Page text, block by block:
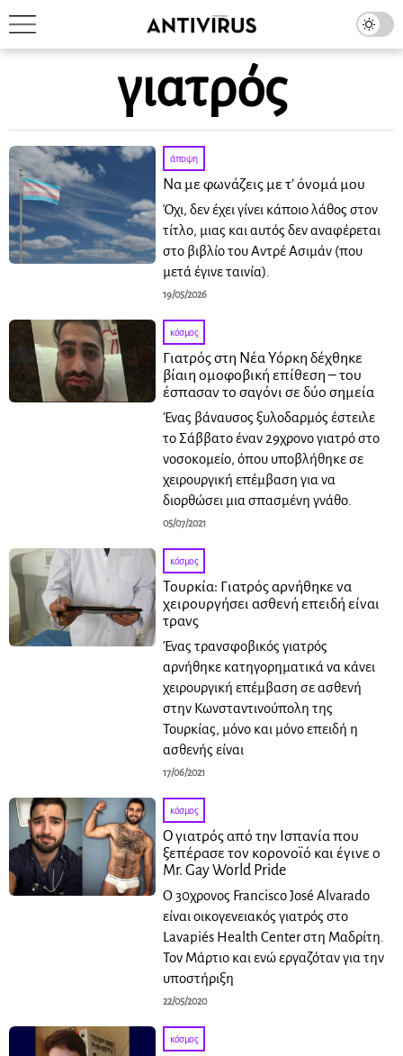
γιατρός
άποψη
Να με φωνάζεις με τ’ όνομά μου
Όχι, δεν έχει γίνει κάποιο λάθος στον
τίτλο, μιας και αυτός δεν αναφέρεται
στο βιβλίο του Αντρέ Ασιμάν (που
μετά έγινε ταινία).
19/05/2026
κόσμος
Γιατρός στη Νέα Υόρκη δέχθηκε
βίαιη ομοφοβική επίθεση – του
έσπασαν το σαγόνι σε δύο σημεία
Ένας βάναυσος ξυλοδαρμός έστειλε
το Σάββατο έναν 29χρονο γιατρό στο
νοσοκομείο, όπου υποβλήθηκε σε
χειρουργική επέμβαση για να
διορθώσει μια σπασμένη γνάθο.
05/07/2021
κόσμος
Τουρκία: Γιατρός αρνήθηκε να
χειρουργήσει ασθενή επειδή είναι
τρανς
Ένας τρανσφοβικός γιατρός
αρνήθηκε κατηγορηματικά να κάνει
χειρουργική επέμβαση σε ασθενή
στην Κωνσταντινούπολη της
Τουρκίας, μόνο και μόνο επειδή η
ασθενής είναι
17/06/2021
κόσμος
Ο γιατρός από την Ισπανία που
ξεπέρασε τον κορονοϊό και έγινε ο
Mr. Gay World Pride
Ο 30χρονος Francisco José Alvarado
είναι οικογενειακός γιατρός στο
Lavapiés Health Center στη Μαδρίτη.
Τον Μάρτιο και ενώ εργαζόταν για την
υποστήριξη
22/05/2020
κόσμος